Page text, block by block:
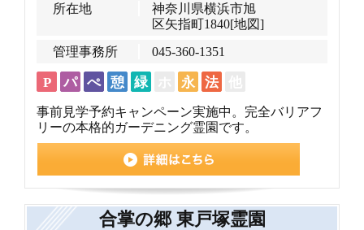
所在地
神奈川県横浜市旭
区矢指町1840[地図]
管理事務所
045-360-1351
P パ ぺ 憩 緑 永 法
事前見学予約キャンペーン実施中。完全バリアフ
リーの本格的ガーデニング霊園です。
合掌の郷 東戸塚霊園